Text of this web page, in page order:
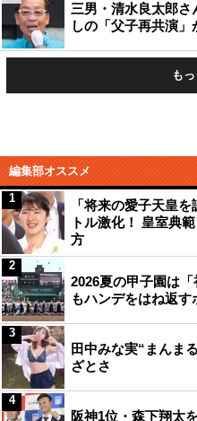
三男・清水良太郎
しの「父子再共演
も
編集部オススメ
「将来の愛子天皇
トル激化！ 皇室典
方
1
2026夏の甲子園は
もハンデをはね返
2
田中みな実“まんま
ざとさ
3
阪神1位・森下翔太
4